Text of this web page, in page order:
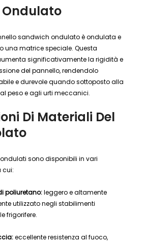
sandwich ondulato è ondulata e
una matrice speciale. Questa
significativamente la rigidità e
del pannello, rendendolo
e durevole quando sottoposto alla
peso e agli urti meccanici.
Di Materiali Del
sono disponibili in vari
cui:
poliuretano:leggero e altamente
utilizzato negli stabilimenti
frigorifere.
eccellente resistenza al fuoco,